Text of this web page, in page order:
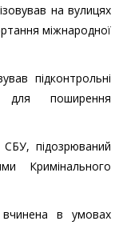
на вулицях
міжнародної
підконтрольні
для поширення
СБУ, підозрюваний
Кримінального
в умовах